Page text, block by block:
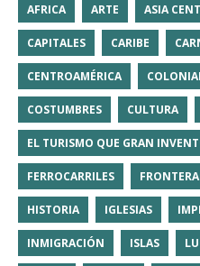
AFRICA ARTE ASIA
CAPITALES CARIBE
CENTROAMÉRICA
COSTUMBRES CULTURA
EL TURISMO QUE GRAN
FERROCARRILES
HISTORIA IGLESIAS
INMIGRACIÓN ISLAS